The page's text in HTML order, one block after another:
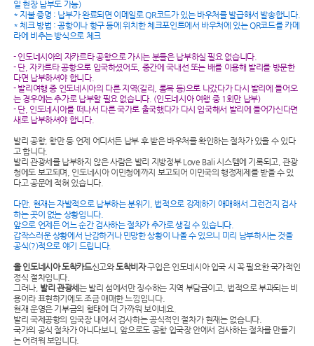
일 현장 납부도 가능)
* 지불 증명 : 납부가 완료되면 이메일로 QR코드가 있는 바우처를 발급해서 발송합니다.
* 체크 방법 : 공항이나 항구 등에 위치한 체크포인트에서 바우처에 있는 QR코드를 카메
라에 비추는 방식으로 체크
- 인도네시아의 자카르타 공항으로 가시는 분들은 납부하실 필요 없습니다.
- 단, 자카르타 공항으로 입국하셨어도, 중간에 국내선 또는 배를 이용해 발리를 방문한
다면 납부하셔야 합니다.
- 발리여행 중 인도네시아의 다른 지역(길리, 롬복 등)으로 나갔다가 다시 발리에 들어오
는 경우에는 추가로 납부할 필요 없습니다. (인도네시아 여행 중 1회만 납부)
- 단, 인도네시아를 떠나서 다른 국가로 출국했다가 다시 입국해서 발리에 들어가신다면
새로 납부하셔야 합니다.
발리 공항, 항만 등 언제 어디서든 납부 후 받은 바우처를 확인하는 절차가 있을 수 있다
고 합니다.
발리 관광세를 납부하지 않은 사람은 발리 지방정부 Love Bali 시스템에 기록되고, 관광
청에도 보고되며, 인도네시아 이민청에까지 보고되어 이민국의 행정제제를 받을 수 있
다고 공문에 적혀 있습니다.
다만, 현재는 자발적으로 납부하는 분위기, 법적으로 강제하기 애매해서 그런건지 검사
하는 곳이 없는 상황입니다.
앞으로 언제든 어느 순간 검사하는 절차가 추가로 생길 수 있습니다.
갑작스러운 상황에서 난감하거나 민망한 상황이 나올 수 있으니 미리 납부하시는 것을
공식(?)적으로 얘기 드립니다.
올 인도네시아 도착카드신고와도착비자구입은 인도네시아 입국 시 꼭 필요한 국가적인
정식 절차입니다.
그러나, 발리 관광세는 발리 섬에서만 징수하는 지역 부담금이고, 법적으로 부과되는 비
용이라 표현하기에도 조금 애매한 느낌입니다.
현재 운영은 기부금의 형태에 더 가까워 보이네요.
발리 국제공항의 입국장 내에서 검사하는 공식적인 절차가 현재는 없습니다.
국가의 공식 절차가 아니다보니, 앞으로도 공항 입국장 안에서 검사하는 절차를 만들기
는 어려워 보입니다.